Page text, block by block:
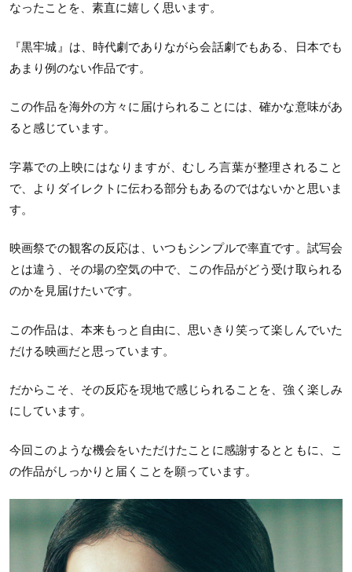
なったことを、素直に嬉しく思います。
『黒牢城』は、時代劇でありながら会話劇でもある、日本でも
あまり例のない作品です。
この作品を海外の方々に届けられることには、確かな意味があ
ると感じています。
字幕での上映にはなりますが、むしろ言葉が整理されること
で、よりダイレクトに伝わる部分もあるのではないかと思いま
す。
映画祭での観客の反応は、いつもシンプルで率直です。試写会
とは違う、その場の空気の中で、この作品がどう受け取られる
のかを見届けたいです。
この作品は、本来もっと自由に、思いきり笑って楽しんでいた
だける映画だと思っています。
だからこそ、その反応を現地で感じられることを、強く楽しみ
にしています。
今回このような機会をいただけたことに感謝するとともに、こ
の作品がしっかりと届くことを願っています。